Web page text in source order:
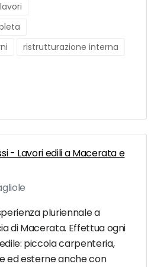
ristrutturazione interna
- Lavori edili a Macerata e
pluriennale a
di Macerata. Effettua ogni
piccola carpenteria,
ed esterne anche con